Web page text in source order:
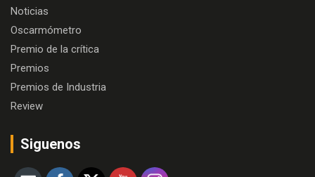
Noticias
Oscarmómetro
Premio de la crítica
Premios
Premios de Industria
Review
Siguenos